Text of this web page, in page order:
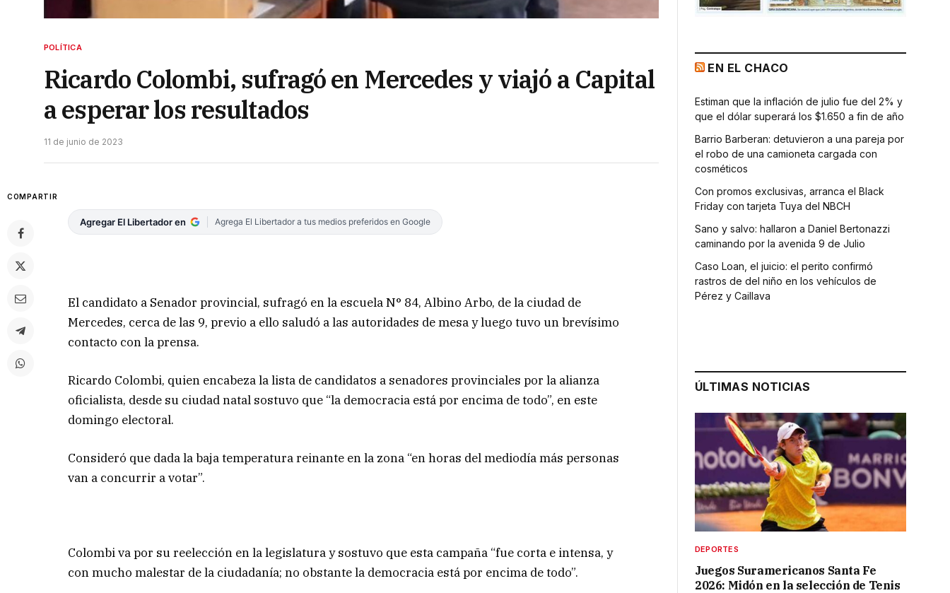
POLÍTICA
Ricardo Colombi, sufragó en Mercedes y viajó a Capital
a esperar los resultados
11 de junio de 2023
COMPARTIR
Agregar El Libertador en Agrega El Libertador a tus medios preferidos en Google
El candidato a Senador provincial, sufragó en la escuela N° 84, Albino Arbo, de la ciudad de
Mercedes, cerca de las 9, previo a ello saludó a las autoridades de mesa y luego tuvo un brevísimo
contacto con la prensa.
Ricardo Colombi, quien encabeza la lista de candidatos a senadores provinciales por la alianza
oficialista, desde su ciudad natal sostuvo que “la democracia está por encima de todo”, en este
domingo electoral.
Consideró que dada la baja temperatura reinante en la zona “en horas del mediodía más personas
van a concurrir a votar”.
Colombi va por su reelección en la legislatura y sostuvo que esta campaña “fue corta e intensa, y
con mucho malestar de la ciudadanía; no obstante la democracia está por encima de todo”.
EN EL CHACO
Estiman que la inflación de julio fue del 2% y
que el dólar superará los $1.650 a fin de año
Barrio Barberan: detuvieron a una pareja por
el robo de una camioneta cargada con
cosméticos
Con promos exclusivas, arranca el Black
Friday con tarjeta Tuya del NBCH
Sano y salvo: hallaron a Daniel Bertonazzi
caminando por la avenida 9 de Julio
Caso Loan, el juicio: el perito confirmó
rastros de del niño en los vehículos de
Pérez y Caillava
ÚLTIMAS NOTICIAS
DEPORTES
Juegos Suramericanos Santa Fe
2026: Midón en la selección de Tenis